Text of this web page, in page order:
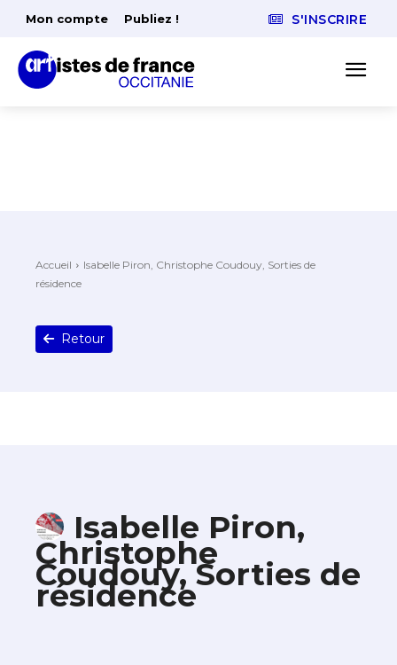
Mon compte Publiez ! S'INSCRIRE
Accueil
Isabelle Piron, Christophe Coudouy, Sorties de
résidence
Retour
Isabelle Piron,
Christophe
Coudouy, Sorties de
résidence